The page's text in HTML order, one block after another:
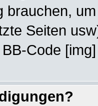
brauchen,
Seiten
Code